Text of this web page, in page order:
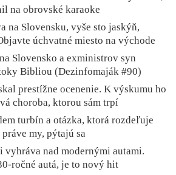
na obrovské karaoke
na Slovensku, vyše sto jaskýň,
úchvatné miesto na východe
Slovensko a exministrov syn
Bibliou (Dezinfomaják #90)
prestížne ocenenie. K výskumu ho
choroba, ktorou sám trpí
turbín a otázka, ktorá rozdeľuje
my, pýtajú sa
vyhráva nad modernými autami.
ročné autá, je to nový hit